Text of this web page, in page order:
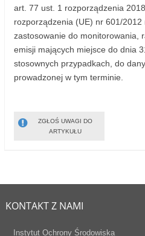
art. 77 ust. 1 rozporządzenia
rozporządzenia (UE) nr 601/2012
zastosowanie do monitorowania,
emisji mających miejsce do dnia
stosownych przypadkach, do
prowadzonej w tym terminie.
ZGŁOŚ UWAGI DO
ARTYKUŁU
KONTAKT Z NAMI
Instytut Ochrony Środowiska